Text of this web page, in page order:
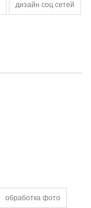
дизайн соц сетей
обработка фото